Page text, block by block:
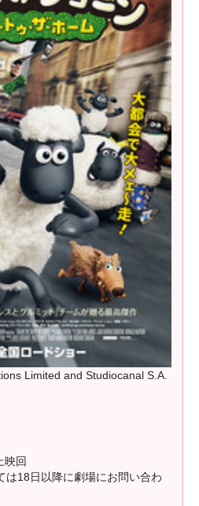
Limited and Studiocanal S.A.
映回
18日以降に劇場にお問い合わ